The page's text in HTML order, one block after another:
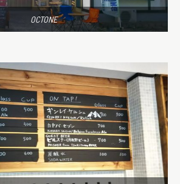
OCTONE